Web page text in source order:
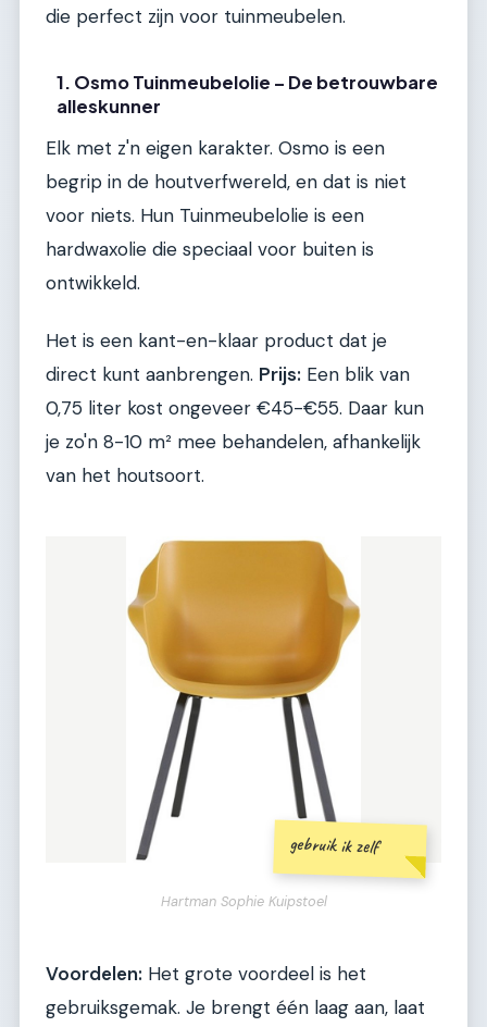
die perfect zijn voor tuinmeubelen.
1. Osmo Tuinmeubelolie – De betrouwbare
alleskunner
Elk met z'n eigen karakter. Osmo is een
begrip in de houtverfwereld, en dat is niet
voor niets. Hun Tuinmeubelolie is een
hardwaxolie die speciaal voor buiten is
ontwikkeld.
Het is een kant-en-klaar product dat je
direct kunt aanbrengen. Prijs: Een blik van
0,75 liter kost ongeveer €45-€55. Daar kun
je zo'n 8-10 m² mee behandelen, afhankelijk
van het houtsoort.
gebruik ik zelf
Hartman Sophie Kuipstoel
Voordelen: Het grote voordeel is het
gebruiksgemak. Je brengt één laag aan, laat